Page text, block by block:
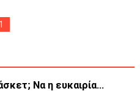
1
Να η ευκαιρία...